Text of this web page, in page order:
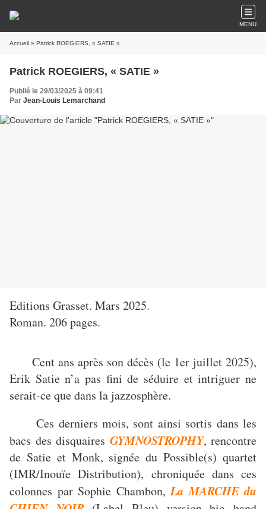
MENU
Accueil » Patrick ROEGIERS, « SATIE »
Patrick ROEGIERS, « SATIE »
Publié le 29/03/2025 à 09:41
Par Jean-Louis Lemarchand
Editions Grasset. Mars 2025.
Roman. 206 pages.
Cent ans après son décès (le 1er juillet 2025),
Erik Satie n’a pas fini de séduire et intriguer ne
serait-ce que dans la jazzosphère.
Ces derniers mois, sont ainsi sortis dans les
bacs des disquaires GYMNOSTROPHY, rencontre
de Satie et Monk, signée du Possible(s) quartet
(IMR/Inouïe Distribution), chroniquée dans ces
colonnes par Sophie Chambon,La MARCHE du